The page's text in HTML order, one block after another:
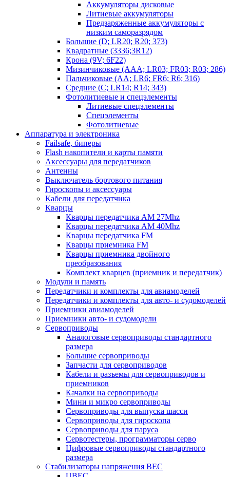
Аккумуляторы дисковые
Литиевые аккумуляторы
Предзаряженные аккумуляторы с
низким саморазрядом
Большие (D; LR20; R20; 373)
Квадратные (3336;3R12)
Крона (9V; 6F22)
Мизинчиковые (AAA; LR03; FR03; R03; 286)
Пальчиковые (AA; LR6; FR6; R6; 316)
Средние (C; LR14; R14; 343)
Фотолитиевые и спецэлементы
Литиевые спецэлементы
Спецэлементы
Фотолитиевые
Аппаратура и электроника
Failsafe, биперы
Flash накопители и карты памяти
Аксессуары для передатчиков
Антенны
Выключатель бортового питания
Гироскопы и аксессуары
Кабели для передатчика
Кварцы
Кварцы передатчика AM 27Mhz
Кварцы передатчика AM 40Mhz
Кварцы передатчика FM
Кварцы приемника FM
Кварцы приемника двойного
преобразования
Комплект кварцев (приемник и передатчик)
Модули и память
Передатчики и комплекты для авиамоделей
Передатчики и комплекты для авто- и судомоделей
Приемники авиамоделей
Приемники авто- и судомодели
Сервоприводы
Аналоговые сервоприводы стандартного
размера
Большие сервоприводы
Запчасти для сервоприводов
Кабели и разъемы для сервоприводов и
приемников
Качалки на сервоприводы
Мини и микро сервоприводы
Сервоприводы для выпуска шасси
Сервоприводы для гироскопа
Сервоприводы для паруса
Сервотестеры, программаторы серво
Цифровые сервоприводы стандартного
размера
Стабилизаторы напряжения BEC